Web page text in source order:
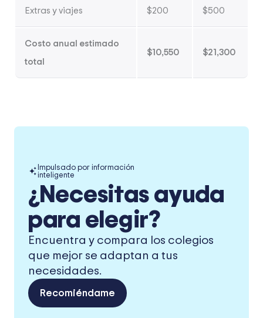
Extras y viajes $200 $500
Costo anual estimado
total
$10,550 $21,300
Impulsado por información
inteligente
¿Necesitas ayuda
para elegir?
Encuentra y compara los colegios
que mejor se adaptan a tus
necesidades.
Recomiéndame